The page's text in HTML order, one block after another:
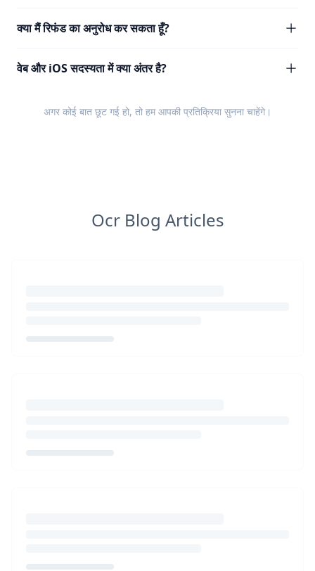
क्या मैं रिफंड का अनुरोध कर सकता हूँ?
वेब और iOS सदस्यता में क्या अंतर है?
अगर कोई बात छूट गई हो, तो हम आपकी प्रतिक्रिया सुनना चाहेंगे।
Ocr Blog Articles